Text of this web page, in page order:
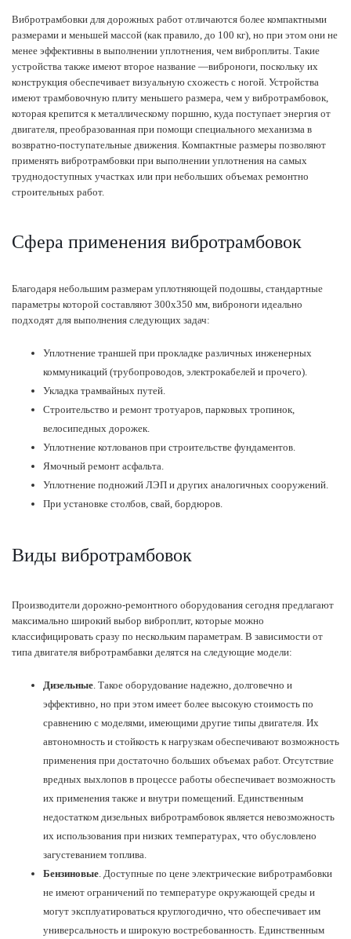
Вибротрамбовки для дорожных работ отличаются более компактными
размерами и меньшей массой (как правило, до 100 кг), но при этом они не
менее эффективны в выполнении уплотнения, чем виброплиты. Такие
устройства также имеют второе название —виброноги, поскольку их
конструкция обеспечивает визуальную схожесть с ногой. Устройства
имеют трамбовочную плиту меньшего размера, чем у вибротрамбовок,
которая крепится к металлическому поршню, куда поступает энергия от
двигателя, преобразованная при помощи специального механизма в
возвратно-поступательные движения. Компактные размеры позволяют
применять вибротрамбовки при выполнении уплотнения на самых
труднодоступных участках или при небольших объемах ремонтно
строительных работ.
Сфера применения вибротрамбовок
Благодаря небольшим размерам уплотняющей подошвы, стандартные
параметры которой составляют 300х350 мм, виброноги идеально
подходят для выполнения следующих задач:
Уплотнение траншей при прокладке различных инженерных
коммуникаций (трубопроводов, электрокабелей и прочего).
Укладка трамвайных путей.
Строительство и ремонт тротуаров, парковых тропинок,
велосипедных дорожек.
Уплотнение котлованов при строительстве фундаментов.
Ямочный ремонт асфальта.
Уплотнение подножий ЛЭП и других аналогичных сооружений.
При установке столбов, свай, бордюров.
Виды вибротрамбовок
Производители дорожно-ремонтного оборудования сегодня предлагают
максимально широкий выбор виброплит, которые можно
классифицировать сразу по нескольким параметрам. В зависимости от
типа двигателя вибротрамбавки делятся на следующие модели:
Дизельные . Такое оборудование надежно, долговечно и
эффективно, но при этом имеет более высокую стоимость по
сравнению с моделями, имеющими другие типы двигателя. Их
автономность и стойкость к нагрузкам обеспечивают возможность
применения при достаточно больших объемах работ. Отсутствие
вредных выхлопов в процессе работы обеспечивает возможность
их применения также и внутри помещений. Единственным
недостатком дизельных вибротрамбовок является невозможность
их использования при низких температурах, что обусловлено
загустеванием топлива.
Бензиновые . Доступные по цене электрические вибротрамбовки
не имеют ограничений по температуре окружающей среды и
могут эксплуатироваться круглогодично, что обеспечивает им
универсальность и широкую востребованность. Единственным